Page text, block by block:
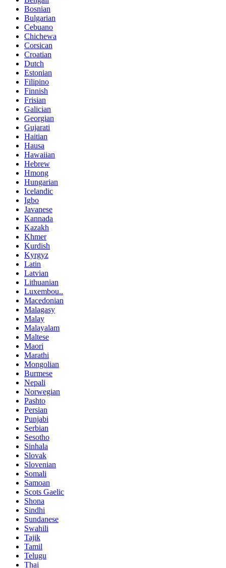
Bosnian
Bulgarian
Cebuano
Chichewa
Corsican
Croatian
Dutch
Estonian
Filipino
Finnish
Frisian
Galician
Georgian
Gujarati
Haitian
Hausa
Hawaiian
Hebrew
Hmong
Hungarian
Icelandic
Igbo
Javanese
Kannada
Kazakh
Khmer
Kurdish
Kyrgyz
Latin
Latvian
Lithuanian
Luxembou..
Macedonian
Malagasy
Malay
Malayalam
Maltese
Maori
Marathi
Mongolian
Burmese
Nepali
Norwegian
Pashto
Persian
Punjabi
Serbian
Sesotho
Sinhala
Slovak
Slovenian
Somali
Samoan
Scots Gaelic
Shona
Sindhi
Sundanese
Swahili
Tajik
Tamil
Telugu
Thai